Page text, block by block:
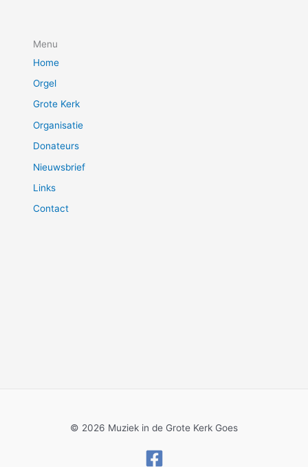
Menu
Home
Orgel
Grote Kerk
Organisatie
Donateurs
Nieuwsbrief
Links
Contact
© 2026 Muziek in de Grote Kerk Goes